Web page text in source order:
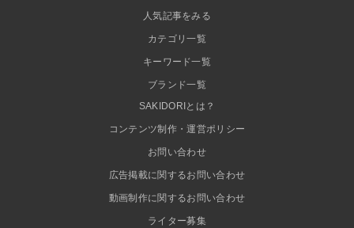
人気記事をみる
カテゴリ一覧
キーワード一覧
ブランド一覧
SAKIDORIとは？
コンテンツ制作・運営ポリシー
お問い合わせ
広告掲載に関するお問い合わせ
動画制作に関するお問い合わせ
ライター募集